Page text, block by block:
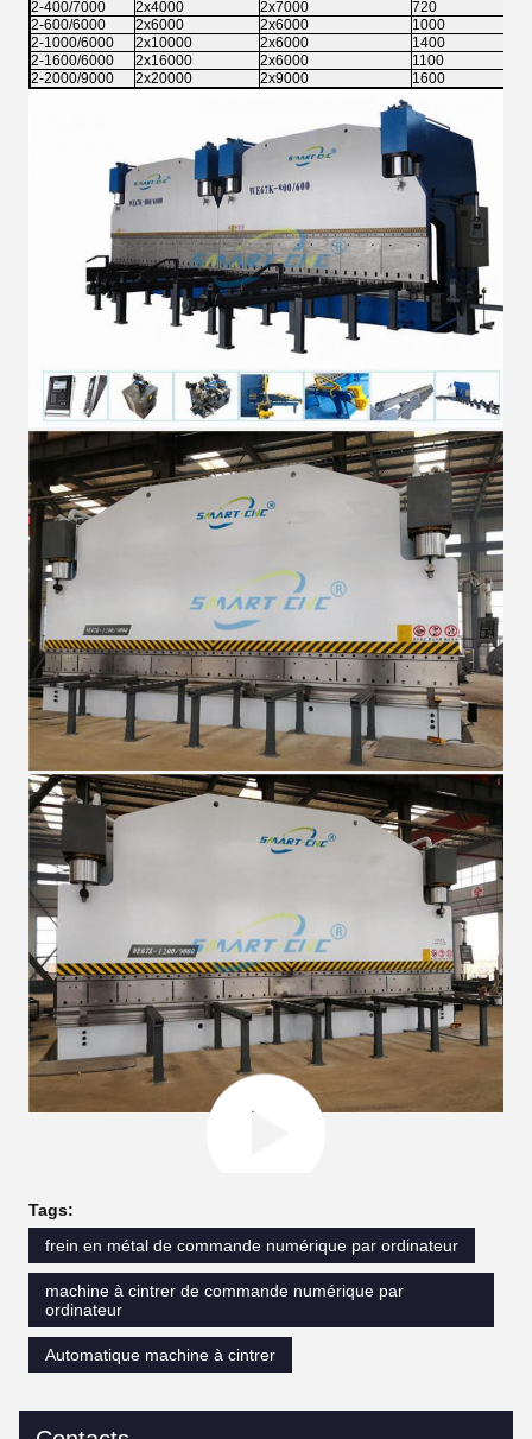
2-400/7000 2x4000 2x7000 720
2-600/6000
2x6000 2x6000 1000
2-1000/6000
2x10000 2x6000 1400
2-1600/6000
2x16000 2x6000 1100
2-2000/9000
2x20000 2x9000 1600
Tags:
frein en métal de commande numérique par ordinateur
machine à cintrer de commande numérique par
ordinateur
Automatique machine à cintrer